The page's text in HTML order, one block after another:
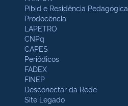
Pibid e Residência Pedagógica
Prodocência
LAPETRO
CNPq
CAPES
Periódicos
FADEX
FINEP
Desconectar da Rede
Site Legado